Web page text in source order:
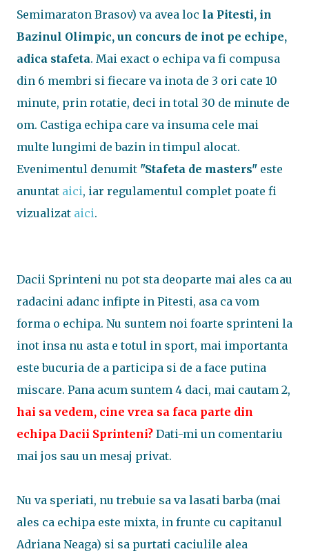
Semimaraton Brasov) va avea loc la Pitesti, in
Bazinul Olimpic, un concurs de inot pe echipe,
adica stafeta. Mai exact o echipa va fi compusa
din 6 membri si fiecare va inota de 3 ori cate 10
minute, prin rotatie, deci in total 30 de minute de
om. Castiga echipa care va insuma cele mai
multe lungimi de bazin in timpul alocat.
Evenimentul denumit "Stafeta de masters" este
anuntat aici, iar regulamentul complet poate fi
vizualizat aici.
Dacii Sprinteni nu pot sta deoparte mai ales ca au
radacini adanc infipte in Pitesti, asa ca vom
forma o echipa. Nu suntem noi foarte sprinteni la
inot insa nu asta e totul in sport, mai importanta
este bucuria de a participa si de a face putina
miscare. Pana acum suntem 4 daci, mai cautam 2,
hai sa vedem, cine vrea sa faca parte din
echipa Dacii Sprinteni? Dati-mi un comentariu
mai jos sau un mesaj privat.
Nu va speriati, nu trebuie sa va lasati barba (mai
ales ca echipa este mixta, in frunte cu capitanul
Adriana Neaga) si sa purtati caciulile alea